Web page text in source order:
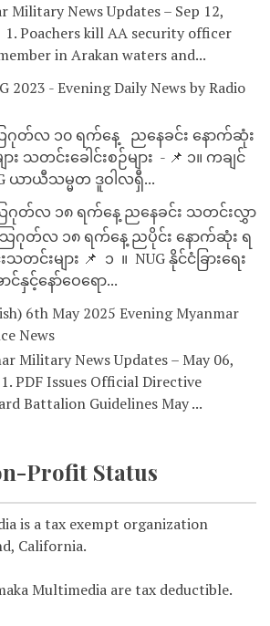
Military News Updates – Sep 12,
Poachers kill AA security officer
in Arakan waters and...
2023 - Evening Daily News by Radio
ြဂုတ်လ ၁၀ ရက်နေ့ ညနေခင်း နောက်ဆုံး
သတင်းခေါင်းစဉ်များ - 📌 ၁။ ကချင်
ယာယီသမ္မတ ဒူဝါလရှီ...
ြဂုတ်လ ၁၈ ရက်နေ့ ညနေခင်း သတင်းလွှာ
ြဂုတ်လ ၁၈ ရက်နေ့ ညပိုင်း နောက်ဆုံး ရ
တင်းများ 📌 ⁨⁨⁨⁨ ၁ ⁨ ။ ⁨ NUG နိုင်ငံခြားရေး
င်နှင့်နော်ဝေရော...
6th May 2025 Evening Myanmar
News
Military News Updates – May 06,
PDF Issues Official Directive
Battalion Guidelines May ...
Profit Status
is a tax exempt organization
California.
Multimedia are tax deductible.